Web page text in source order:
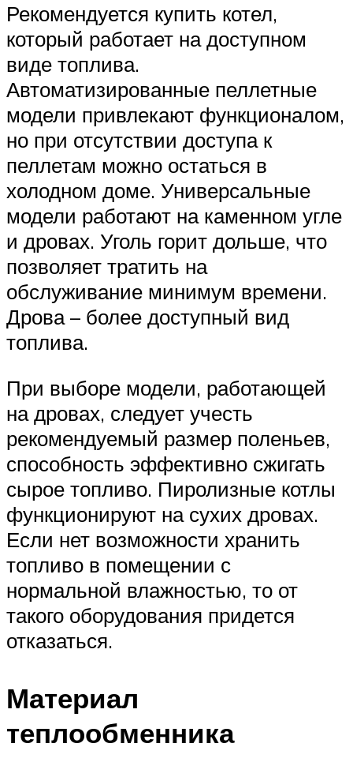
Рекомендуется купить котел,
который работает на доступном
виде топлива.
Автоматизированные пеллетные
модели привлекают функционалом,
но при отсутствии доступа к
пеллетам можно остаться в
холодном доме. Универсальные
модели работают на каменном угле
и дровах. Уголь горит дольше, что
позволяет тратить на
обслуживание минимум времени.
Дрова – более доступный вид
топлива.
При выборе модели, работающей
на дровах, следует учесть
рекомендуемый размер поленьев,
способность эффективно сжигать
сырое топливо. Пиролизные котлы
функционируют на сухих дровах.
Если нет возможности хранить
топливо в помещении с
нормальной влажностью, то от
такого оборудования придется
отказаться.
Материал
теплообменника